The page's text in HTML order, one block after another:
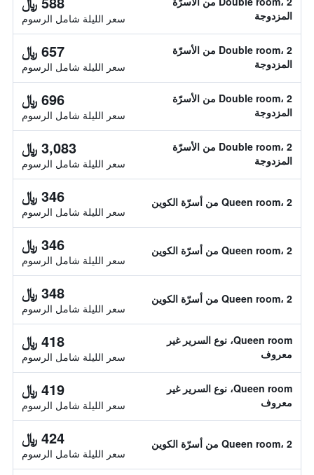
المزدوجة
سعر الليلة شامل الرسوم
Double room، 2 من الأسرّة
المزدوجة
657 ﷼
سعر الليلة شامل الرسوم
Double room، 2 من الأسرّة
المزدوجة
696 ﷼
سعر الليلة شامل الرسوم
Double room، 2 من الأسرّة
المزدوجة
3,083 ﷼
سعر الليلة شامل الرسوم
Queen room، 2 من أسرّة الكوين 346 ﷼
سعر الليلة شامل الرسوم
Queen room، 2 من أسرّة الكوين 346 ﷼
سعر الليلة شامل الرسوم
Queen room، 2 من أسرّة الكوين 348 ﷼
سعر الليلة شامل الرسوم
Queen room، نوع السرير غير
معروف
418 ﷼
سعر الليلة شامل الرسوم
Queen room، نوع السرير غير
معروف
419 ﷼
سعر الليلة شامل الرسوم
Queen room، 2 من أسرّة الكوين 424 ﷼
سعر الليلة شامل الرسوم